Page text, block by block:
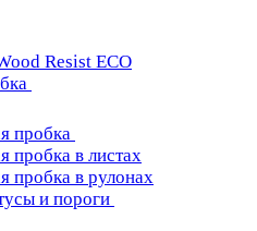
Resist ECO
пробка
пробка в листах
пробка в рулонах
и пороги